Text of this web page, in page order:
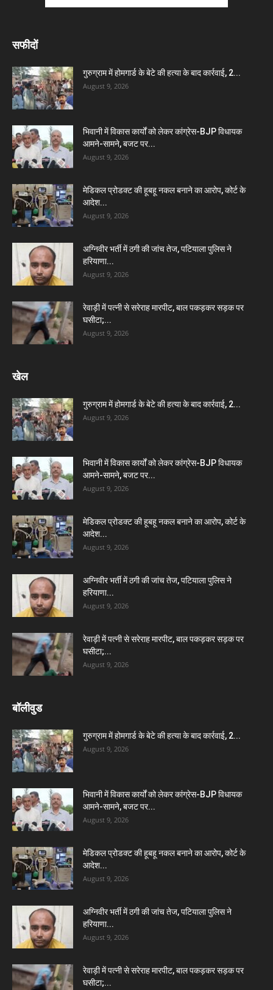
सफीदों
गुरुग्राम में होमगार्ड के बेटे की हत्या के बाद कार्रवाई, 2...
August 9, 2026
भिवानी में विकास कार्यों को लेकर कांग्रेस-BJP विधायक
आमने-सामने, बजट पर...
August 9, 2026
मेडिकल प्रोडक्ट की हूबहू नकल बनाने का आरोप, कोर्ट के
आदेश...
August 9, 2026
अग्निवीर भर्ती में ठगी की जांच तेज, पटियाला पुलिस ने
हरियाणा...
August 9, 2026
रेवाड़ी में पत्नी से सरेराह मारपीट, बाल पकड़कर सड़क पर
घसीटा;...
August 9, 2026
खेल
गुरुग्राम में होमगार्ड के बेटे की हत्या के बाद कार्रवाई, 2...
August 9, 2026
भिवानी में विकास कार्यों को लेकर कांग्रेस-BJP विधायक
आमने-सामने, बजट पर...
August 9, 2026
मेडिकल प्रोडक्ट की हूबहू नकल बनाने का आरोप, कोर्ट के
आदेश...
August 9, 2026
अग्निवीर भर्ती में ठगी की जांच तेज, पटियाला पुलिस ने
हरियाणा...
August 9, 2026
रेवाड़ी में पत्नी से सरेराह मारपीट, बाल पकड़कर सड़क पर
घसीटा;...
August 9, 2026
बॉलीवुड
गुरुग्राम में होमगार्ड के बेटे की हत्या के बाद कार्रवाई, 2...
August 9, 2026
भिवानी में विकास कार्यों को लेकर कांग्रेस-BJP विधायक
आमने-सामने, बजट पर...
August 9, 2026
मेडिकल प्रोडक्ट की हूबहू नकल बनाने का आरोप, कोर्ट के
आदेश...
August 9, 2026
अग्निवीर भर्ती में ठगी की जांच तेज, पटियाला पुलिस ने
हरियाणा...
August 9, 2026
रेवाड़ी में पत्नी से सरेराह मारपीट, बाल पकड़कर सड़क पर
घसीटा;...